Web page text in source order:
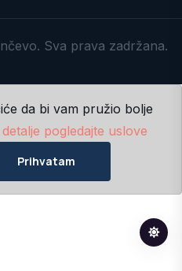
Sva prava zadržana.
da bi vam pružio bolje
detalje pogledajte uslove
Prihvatam